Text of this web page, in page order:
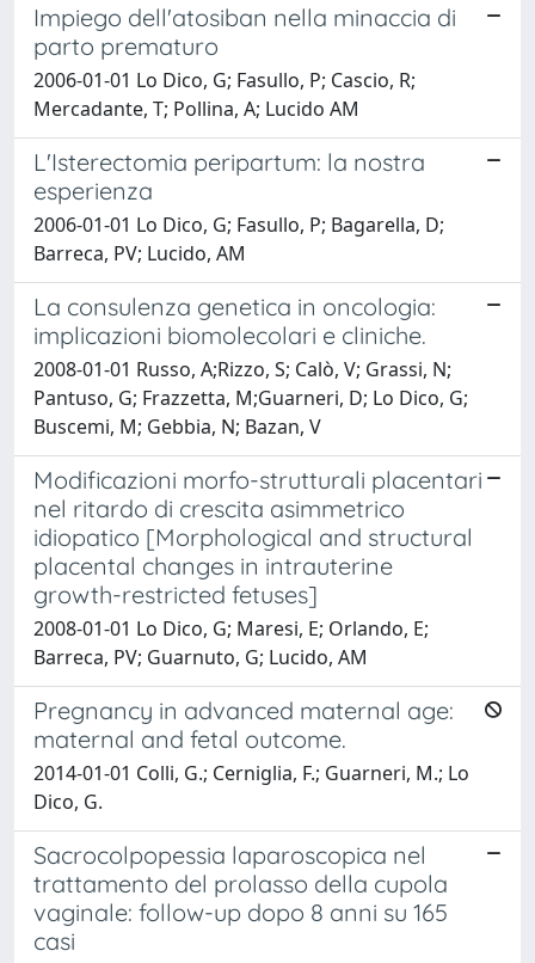
Impiego dell'atosiban nella minaccia di
parto prematuro
2006-01-01 Lo Dico, G; Fasullo, P; Cascio, R;
Mercadante, T; Pollina, A; Lucido AM
L'Isterectomia peripartum: la nostra
esperienza
2006-01-01 Lo Dico, G; Fasullo, P; Bagarella, D;
Barreca, PV; Lucido, AM
La consulenza genetica in oncologia:
implicazioni biomolecolari e cliniche.
2008-01-01 Russo, A;Rizzo, S; Calò, V; Grassi, N;
Pantuso, G; Frazzetta, M;Guarneri, D; Lo Dico, G;
Buscemi, M; Gebbia, N; Bazan, V
Modificazioni morfo-strutturali placentari
nel ritardo di crescita asimmetrico
idiopatico [Morphological and structural
placental changes in intrauterine
growth-restricted fetuses]
2008-01-01 Lo Dico, G; Maresi, E; Orlando, E;
Barreca, PV; Guarnuto, G; Lucido, AM
Pregnancy in advanced maternal age:
maternal and fetal outcome.
2014-01-01 Colli, G.; Cerniglia, F.; Guarneri, M.; Lo
Dico, G.
Sacrocolpopessia laparoscopica nel
trattamento del prolasso della cupola
vaginale: follow-up dopo 8 anni su 165
casi